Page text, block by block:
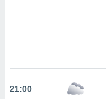
21:00